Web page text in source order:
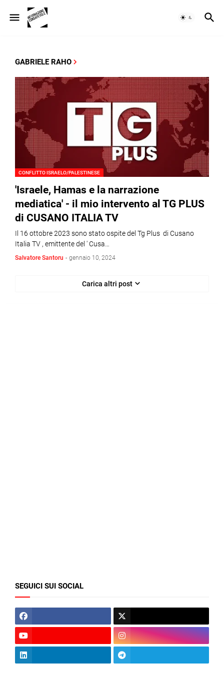
GABRIELE RAHO
CONFLITTO ISRAELO/PALESTINESE
'Israele, Hamas e la narrazione
mediatica' - il mio intervento al TG PLUS
di CUSANO ITALIA TV
Il 16 ottobre 2023 sono stato ospite del Tg Plus di Cusano
Italia TV , emittente del ' Cusa…
Salvatore Santoru - gennaio 10, 2024
Carica altri post
SEGUICI SUI SOCIAL